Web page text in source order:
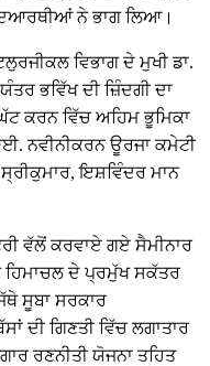
ਨੇ ਭਾਗ ਲਿਆ।
ਵਿਭਾਗ ਦੇ ਮੁਖੀ ਡਾ.
ਭਵਿੱਖ ਦੀ ਜ਼ਿੰਦਗੀ ਦਾ
ਕਰਨ ਵਿੱਚ ਅਹਿਮ ਭੂਮਿਕਾ
ਨਵੀਨੀਕਰਨ ਊਰਜਾ ਕਮੇਟੀ
ਇਸ਼ਵਿੰਦਰ ਮਾਨ
ਵੱਲੋਂ ਕਰਵਾਏ ਗਏ ਸੈਮੀਨਾਰ
ਹਿਮਾਚਲ ਦੇ ਪ੍ਰਮੁੱਖ ਸਕੱਤਰ
ਸੂਬਾ ਸਰਕਾਰ
ਦੀ ਗਿਣਤੀ ਵਿੱਚ ਲਗਾਤਾਰ
ਰਣਨੀਤੀ ਯੋਜਨਾ ਤਹਿਤ